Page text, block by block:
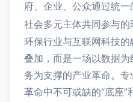
府、企业、公众通过统
社会多元主体共同参与的
环保行业与互联网科技
叠加，而是一场以数据
务为支撑的产业革命。
革命中不可或缺的“底座”